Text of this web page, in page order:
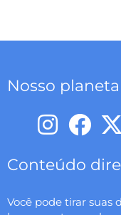
Nosso
I
n
s
F
a
c
X
-
t
Conteúdo
Você pode tirar suas